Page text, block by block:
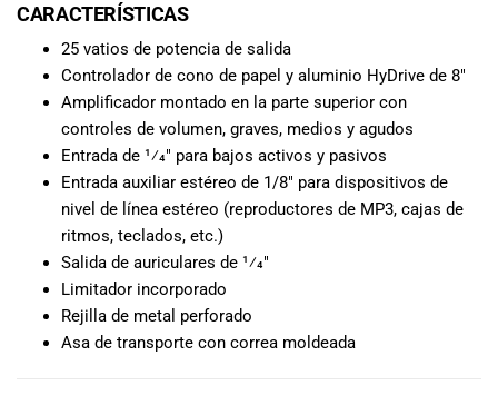
ayudarte a
encontrar el
instrumento o
equipo de
audio
adecuado para
ti, y ofrecerte el
mejor servicio
al cliente
posible.
Además,
ofrecemos
competitivos y
CARACTERÍSTICAS
25 vatios de potencia de salida
Controlador de cono de papel y aluminio HyDrive de 8″
Amplificador montado en la parte superior con
controles de volumen, graves, medios y agudos
Entrada de 1⁄4″ para bajos activos y pasivos
Entrada auxiliar estéreo de 1/8″ para dispositivos de
nivel de línea estéreo (reproductores de MP3, cajas de
ritmos, teclados, etc.)
Salida de auriculares de 1⁄4″
Limitador incorporado
Rejilla de metal perforado
Asa de transporte con correa moldeada